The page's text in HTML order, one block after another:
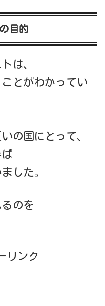
目的
は、
とがわかってい
の国にとって、
した。
のを
リンク